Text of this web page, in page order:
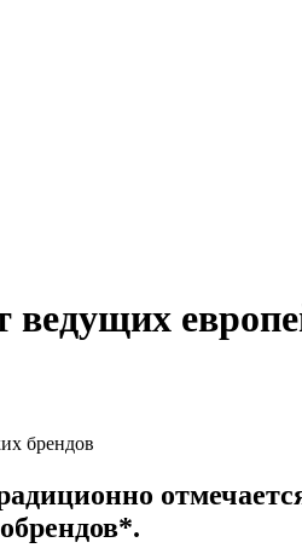
ведущих